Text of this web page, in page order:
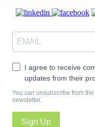
I agree to receive
updates from their
You can unsubscribe from
newsletter.
Sign Up